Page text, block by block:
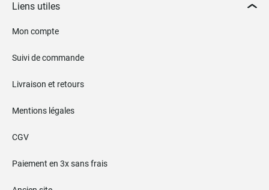
Liens utiles
Mon compte
Suivi de commande
Livraison et retours
Mentions légales
CGV
Paiement en 3x sans frais